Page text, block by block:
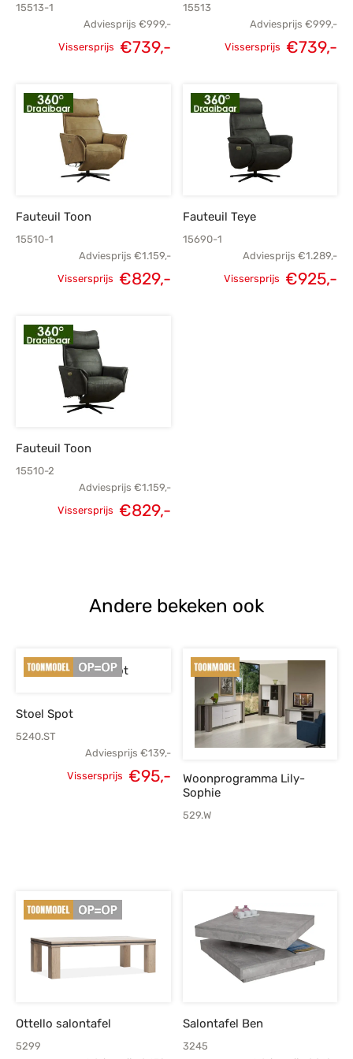
15513-1
Adviesprijs €999,-
Vissersprijs €739,-
prijs is:
€739,-.
15513
Adviesprijs €999,-
Vissersprijs €739,-
Fauteuil Toon
15510-1
Adviesprijs €1.159,-
Vissersprijs €829,-
Fauteuil Teye
15690-1
Adviesprijs €1.289,-
Vissersprijs €925,-
Fauteuil Toon
15510-2
Adviesprijs €1.159,-
Vissersprijs €829,-
Andere bekeken ook
Stoel Spot
5240.ST
Adviesprijs €139,-
Oorspronkelijke
prijs was:
Vissersprijs €95,-Huidige
prijs is:
Woonprogramma Lily-
Sophie
529.W
Ottello salontafel
5299
Salontafel Ben
3245